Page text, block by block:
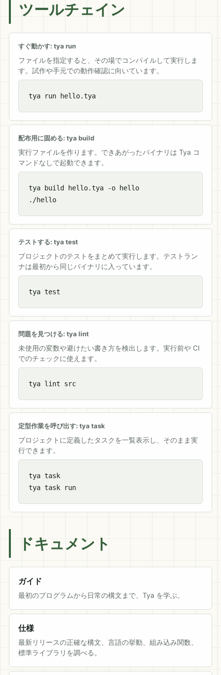
ツールチェイン
すぐ動かす: tya run
ファイルを指定すると、その場でコンパイルして実行しま
す。試作や手元での動作確認に向いています。
tya run hello.tya
配布用に固める: tya build
実行ファイルを作ります。できあがったバイナリは Tya コ
マンドなしで起動できます。
tya build hello.tya -o hello
./hello
テストする: tya test
プロジェクトのテストをまとめて実行します。テストラン
ナは最初から同じバイナリに入っています。
tya test
問題を見つける: tya lint
未使用の変数や避けたい書き方を検出します。実行前や CI
でのチェックに使えます。
tya lint src
定型作業を呼び出す: tya task
プロジェクトに定義したタスクを一覧表示し、そのまま実
行できます。
tya task
tya task run
ドキュメント
ガイド
最初のプログラムから日常の構文まで、Tya を学ぶ。
仕様
最新リリースの正確な構文、言語の挙動、組み込み関数、
標準ライブラリを調べる。